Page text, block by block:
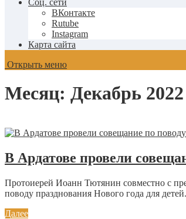
Соц. сети
ВКонтакте
Rutube
Instagram
Карта сайта
Открыть меню
Месяц: Декабрь 2022
В Ардатове провели
Протоиерей Иоанн Тютянин совместно с
поводу празднования Нового года для
Далее